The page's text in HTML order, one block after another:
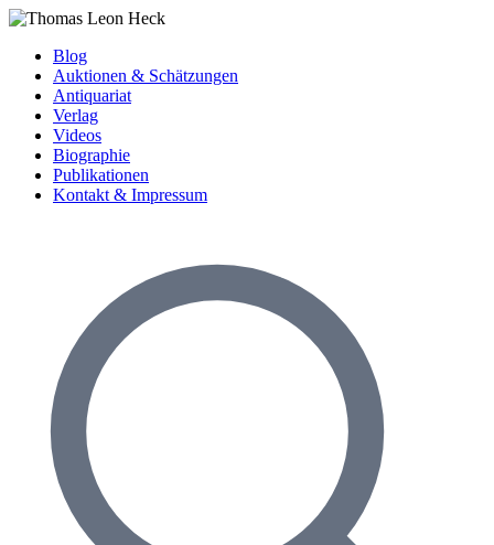
Blog
Auktionen & Schätzungen
Antiquariat
Verlag
Videos
Biographie
Publikationen
Kontakt & Impressum